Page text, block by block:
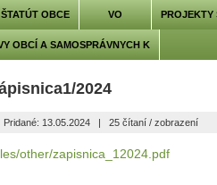
ŠTATÚT OBCE VO PROJEKTY
OBCÍ A SAMOSPRÁVNYCH K
2024
Pridané: 13.05.2024 |25 čítaní / zobrazení
other/zapisnica_12024.pdf